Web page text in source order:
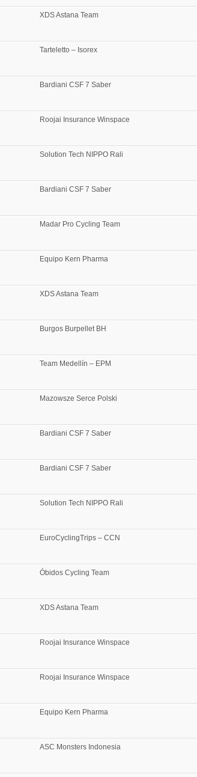
XDS Astana Team
Tarteletto – Isorex
Bardiani CSF 7 Saber
Roojai Insurance Winspace
Solution Tech NIPPO Rali
Bardiani CSF 7 Saber
Madar Pro Cycling Team
Equipo Kern Pharma
XDS Astana Team
Burgos Burpellet BH
Team Medellín – EPM
Mazowsze Serce Polski
Bardiani CSF 7 Saber
Bardiani CSF 7 Saber
Solution Tech NIPPO Rali
EuroCyclingTrips – CCN
Óbidos Cycling Team
XDS Astana Team
Roojai Insurance Winspace
Roojai Insurance Winspace
Equipo Kern Pharma
ASC Monsters Indonesia